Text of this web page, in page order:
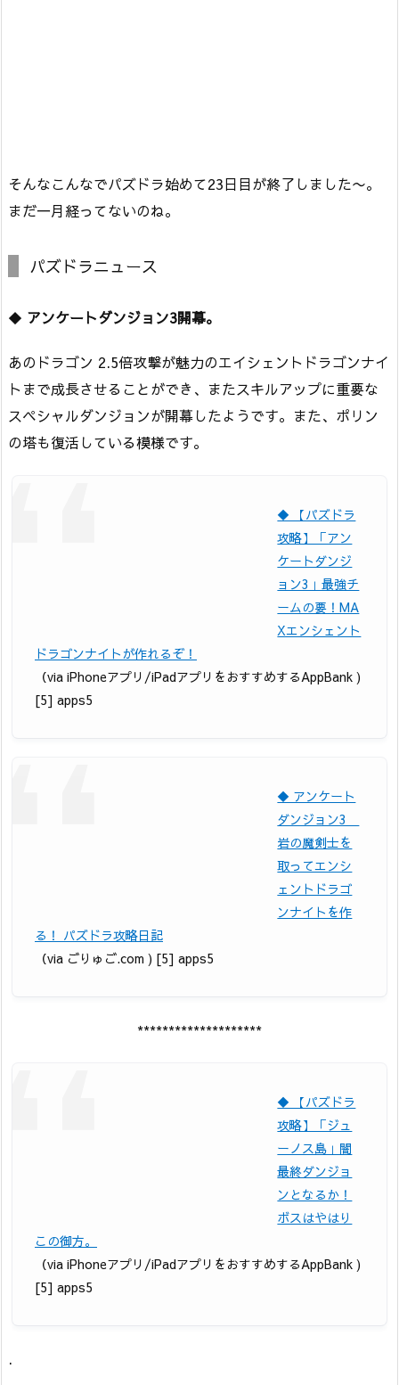
そんなこんなでパズドラ始めて23日目が終了しました〜。
まだ一月経ってないのね。
パズドラニュース
◆ アンケートダンジョン3開幕。
あのドラゴン 2.5倍攻撃が魅力のエイシェントドラゴンナイ
トまで成長させることができ、またスキルアップに重要な
スペシャルダンジョンが開幕したようです。また、ポリン
の塔も復活している模様です。
◆ 【パズドラ
攻略】「アン
ケートダンジ
ョン3」最強チ
ームの要！MA
Xエンシェント
ドラゴンナイトが作れるぞ！
（via iPhoneアプリ/iPadアプリをおすすめするAppBank )
[5] apps5
◆ アンケート
ダンジョン3
岩の魔剣士を
取ってエンシ
ェントドラゴ
ンナイトを作
る！ パズドラ攻略日記
（via ごりゅご.com ) [5] apps5
********************
◆ 【パズドラ
攻略】「ジュ
ーノス島」闇
最終ダンジョ
ンとなるか！
ボスはやはり
この御方。
（via iPhoneアプリ/iPadアプリをおすすめするAppBank )
[5] apps5
.